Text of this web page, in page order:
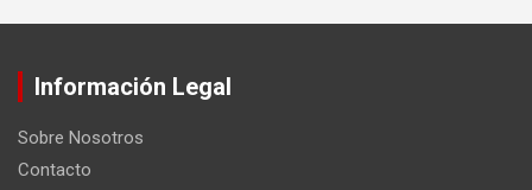
Información Legal
Sobre Nosotros
Contacto